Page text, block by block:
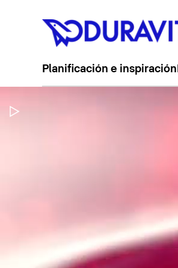
Planificación e inspiración
Pausar vídeo